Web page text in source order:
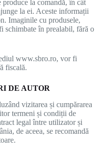
produce la comandă, în cât
la ei. Aceste informații
Imaginile cu produsele,
schimbate în prealabil, fără o
www.sbro.ro, vor fi
fiscală.
DE AUTOR
vizitarea și cumpărarea
termeni și condiții de
legal între utilizator și
de aceea, se recomandă